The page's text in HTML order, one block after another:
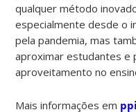
qualquer método
especialmente desde o
pela pandemia, mas
aproximar estudantes e
aproveitamento no
Mais informações em